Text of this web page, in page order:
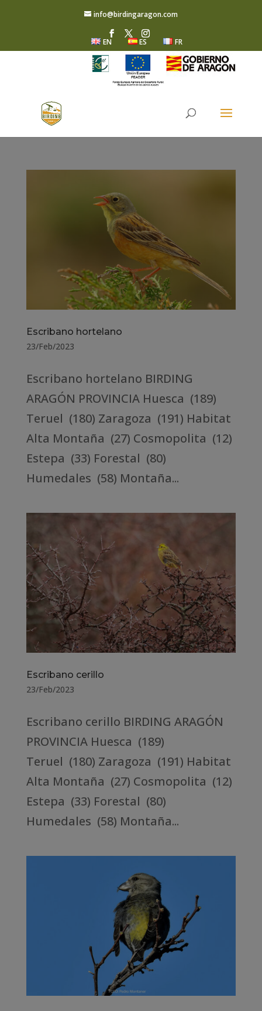
info@birdingaragon.com
EN ES FR
Escribano hortelano
23/Feb/2023
Escribano hortelano BIRDING
ARAGÓN PROVINCIA Huesca (189)
Teruel (180) Zaragoza (191) Habitat
Alta Montaña (27) Cosmopolita (12)
Estepa (33) Forestal (80)
Humedales (58) Montaña...
Escribano cerillo
23/Feb/2023
Escribano cerillo BIRDING ARAGÓN
PROVINCIA Huesca (189)
Teruel (180) Zaragoza (191) Habitat
Alta Montaña (27) Cosmopolita (12)
Estepa (33) Forestal (80)
Humedales (58) Montaña...